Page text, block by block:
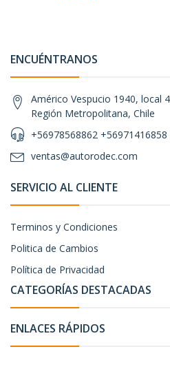
ENCUÉNTRANOS
Américo Vespucio 1940, local
Región Metropolitana, Chile
+56978568862 +56971416858
ventas@autorodec.com
SERVICIO AL CLIENTE
Terminos y Condiciones
Politica de Cambios
Política de Privacidad
CATEGORÍAS DESTACADAS
ENLACES RÁPIDOS